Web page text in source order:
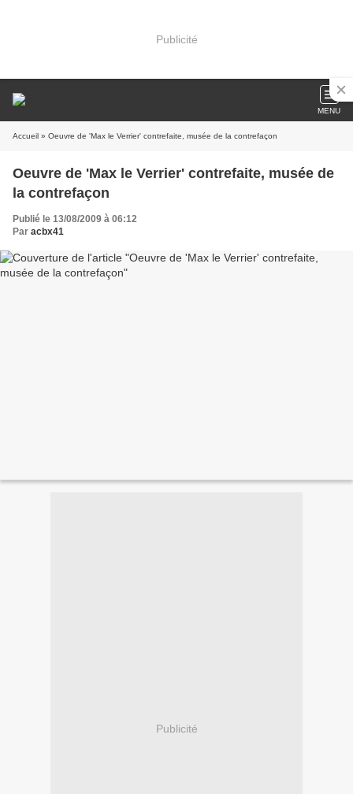
Publicité
MENU
Accueil » Oeuvre de 'Max le Verrier' contrefaite, musée de la contrefaçon
Oeuvre de 'Max le Verrier' contrefaite, musée de
la contrefaçon
Publié le 13/08/2009 à 06:12
Par acbx41
Publicité